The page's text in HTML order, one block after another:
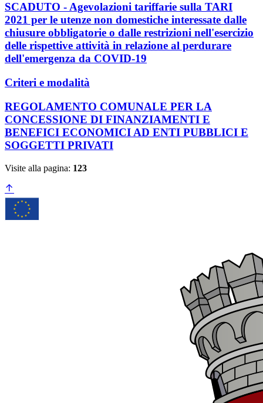
SCADUTO - Agevolazioni tariffarie sulla TARI
2021 per le utenze non domestiche interessate dalle
chiusure obbligatorie o dalle restrizioni nell'esercizio
delle rispettive attività in relazione al perdurare
dell'emergenza da COVID-19
Criteri e modalità
REGOLAMENTO COMUNALE PER LA
CONCESSIONE DI FINANZIAMENTI E
BENEFICI ECONOMICI AD ENTI PUBBLICI E
SOGGETTI PRIVATI
Visite alla pagina: 123